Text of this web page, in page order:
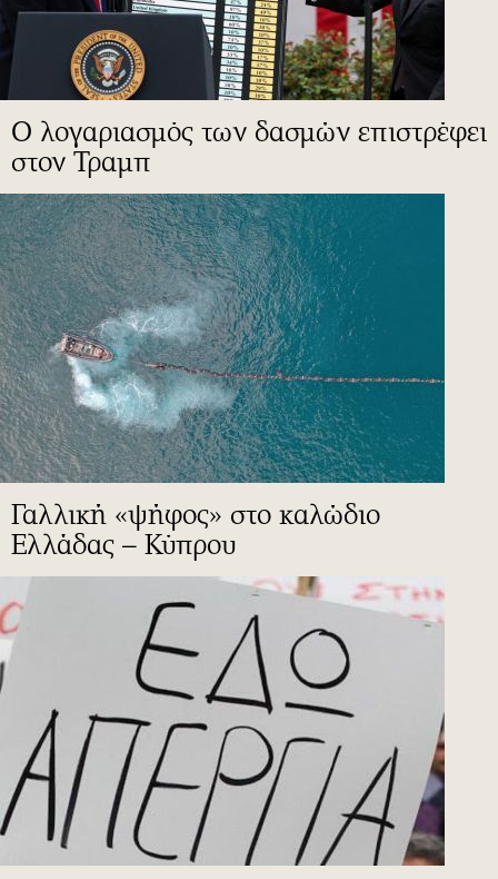
Ο λογαριασμός των δασμών επιστρέφει
στον Τραμπ
Γαλλική «ψήφος» στο καλώδιο
Ελλάδας – Κύπρου